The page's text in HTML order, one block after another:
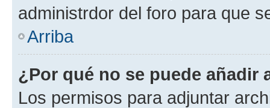
administrdor del foro para que
Arriba
¿Por qué no se puede añadir
Los permisos para adjuntar